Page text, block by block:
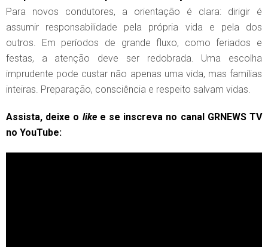
Para novos condutores, a orientação é clara: dirigir é
assumir responsabilidade pela própria vida e pela dos
outros. Em períodos de grande fluxo, como feriados e
festas, a atenção deve ser redobrada. Uma escolha
imprudente pode custar não apenas uma vida, mas famílias
inteiras. Preparação, consciência e respeito salvam vidas.
Assista, deixe o likee se inscreva no canal GRNEWS TV
no YouTube: